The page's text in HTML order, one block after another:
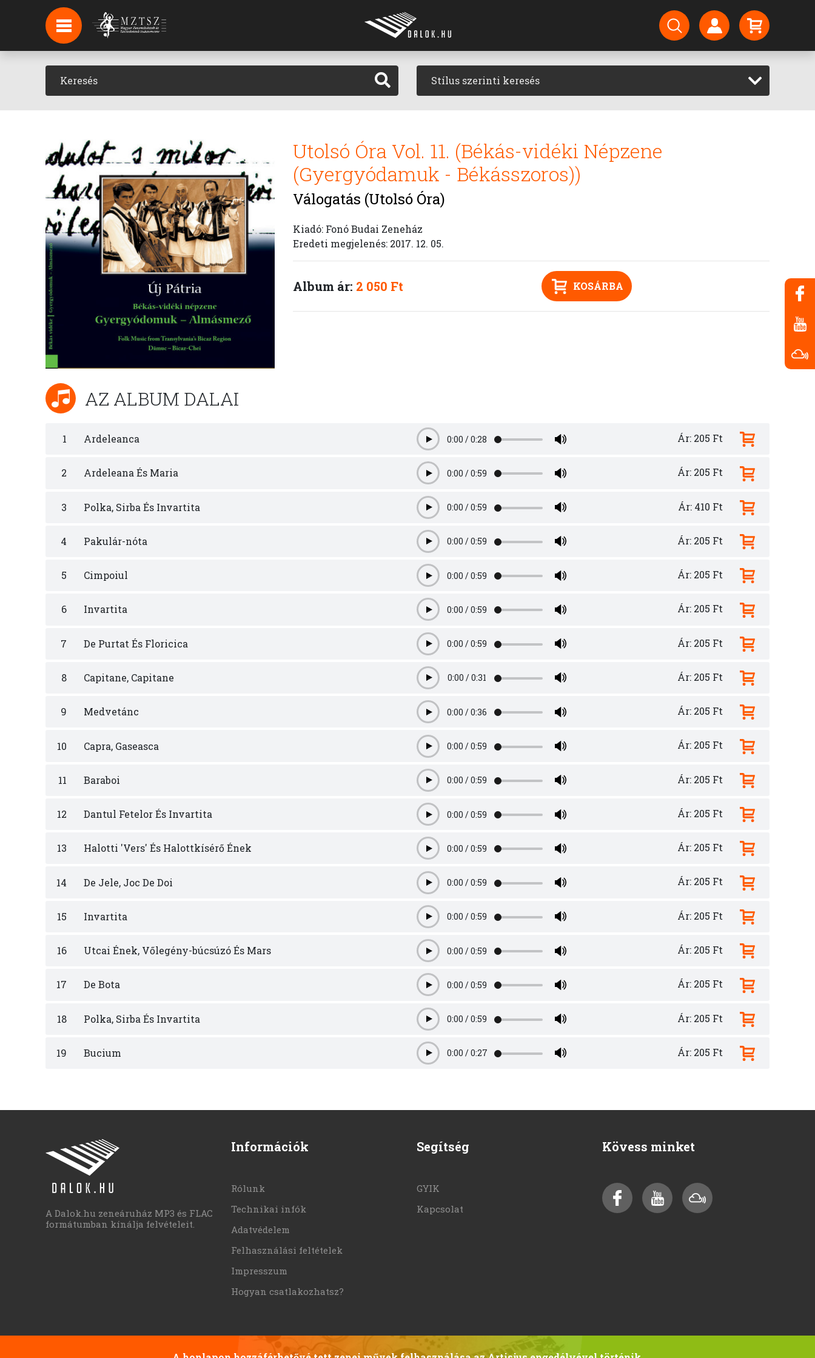
HÍREK
HÍRLEVÉL FELIRATKOZÁS
PODCAST Stílus szerinti keresés
Utolsó Óra Vol. 11. (Békás-vidéki Népzene
(Gyergyódamuk - Békásszoros))
Válogatás (Utolsó Óra)
Kiadó: Fonó Budai Zeneház
Eredeti megjelenés: 2017. 12. 05.
Album ár: 2 050 Ft KOSÁRBA
AZ ALBUM DALAI
1 Ardeleanca Play0:00 /0:28 Ár: 205 Ft
2 Ardeleana És Maria Play0:00 /0:59 Ár: 205 Ft
3 Polka, Sirba És Invartita Play0:00 /0:59 Ár: 410 Ft
4 Pakulár-nóta Play0:00 /0:59 Ár: 205 Ft
5 Cimpoiul Play0:00 /0:59 Ár: 205 Ft
6 Invartita Play0:00 /0:59 Ár: 205 Ft
7 De Purtat És Floricica Play0:00 /0:59 Ár: 205 Ft
8 Capitane, Capitane Play0:00 /0:31 Ár: 205 Ft
9 Medvetánc Play0:00 /0:36 Ár: 205 Ft
10 Capra, Gaseasca Play0:00 /0:59 Ár: 205 Ft
11 Baraboi Play0:00 /0:59 Ár: 205 Ft
12 Dantul Fetelor És Invartita Play0:00 /0:59 Ár: 205 Ft
13 Halotti 'Vers' És Halottkísérő Ének Play0:00 /0:59 Ár: 205 Ft
14 De Jele, Joc De Doi Play0:00 /0:59 Ár: 205 Ft
15 Invartita Play0:00 /0:59 Ár: 205 Ft
16 Utcai Ének, Vőlegény-búcsúzó És Mars Play0:00 /0:59 Ár: 205 Ft
17 De Bota Play0:00 /0:59 Ár: 205 Ft
18 Polka, Sirba És Invartita Play0:00 /0:59 Ár: 205 Ft
19 Bucium Play0:00 /0:27 Ár: 205 Ft
A Dalok.hu zeneáruház MP3 és FLAC
formátumban kínálja felvételeit.
Információk
Rólunk
Technikai infók
Adatvédelem
Felhasználási feltételek
Impresszum
Hogyan csatlakozhatsz?
Segítség
GYIK
Kapcsolat
Kövess minket